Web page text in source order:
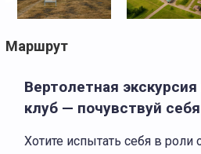
Маршрут
Вертолетная
клуб — почувствуй
Хотите испытать себя в роли